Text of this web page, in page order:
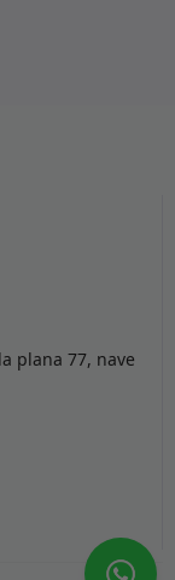
plana 77, nave